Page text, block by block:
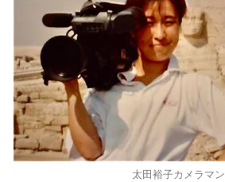
太田裕子カメラマン